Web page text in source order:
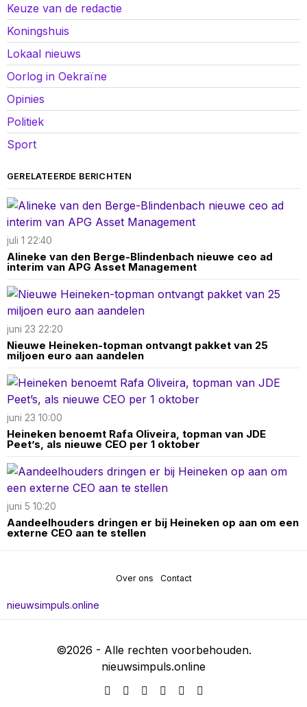
Keuze van de redactie
Koningshuis
Lokaal nieuws
Oorlog in Oekraïne
Opinies
Politiek
Sport
GERELATEERDE BERICHTEN
juli 1 22:40
Alineke van den Berge-Blindenbach nieuwe ceo ad
interim van APG Asset Management
juni 23 22:20
Nieuwe Heineken-topman ontvangt pakket van 25
miljoen euro aan aandelen
juni 23 10:00
Heineken benoemt Rafa Oliveira, topman van JDE
Peet’s, als nieuwe CEO per 1 oktober
juni 5 10:20
Aandeelhouders dringen er bij Heineken op aan om een
externe CEO aan te stellen
Over ons Contact
nieuwsimpuls.online
©2026 - Alle rechten voorbehouden.
nieuwsimpuls.online